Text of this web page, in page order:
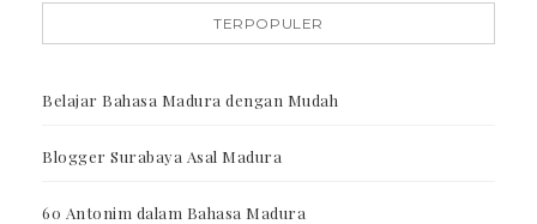
TERPOPULER
Belajar Bahasa Madura dengan Mudah
Blogger Surabaya Asal Madura
60 Antonim dalam Bahasa Madura